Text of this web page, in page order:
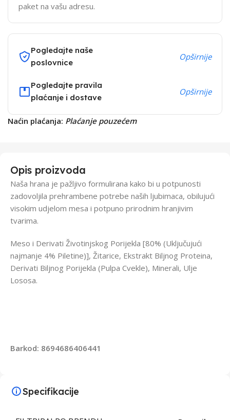
paket na vašu adresu.
Pogledajte naše
poslovnice
Opširnije
Pogledajte pravila
plaćanje i dostave
Opširnije
Naćin plaćanja: Plaćanje pouzećem
Opis proizvoda
Naša hrana je pažljivo formulirana kako bi u potpunosti
zadovoljila prehrambene potrebe naših ljubimaca, obilujući
visokim udjelom mesa i potpuno prirodnim hranjivim
tvarima.
Meso i Derivati Životinjskog Porijekla [80% (Uključujući
najmanje 4% Piletine)], Žitarice, Ekstrakt Biljnog Proteina,
Derivati Biljnog Porijekla (Pulpa Cvekle), Minerali, Ulje
Lososa.
Barkod: 8694686406441
Specifikacije